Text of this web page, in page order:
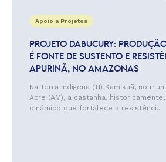
Apoio a Projetos
PROJETO DABUCURY:
É FONTE DE SUSTENTO E
APURINÃ, NO AMAZONAS
Na Terra Indígena (TI) Kamikuã, no
Acre (AM), a castanha,
dinâmico que fortalece a resistênci...